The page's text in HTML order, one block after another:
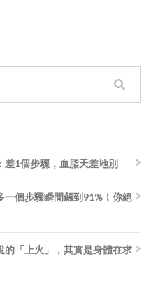
差1個步驟，血脂天差地別
一個步驟瞬間飆到91%！你絕
的「上火」，其實是身體在求